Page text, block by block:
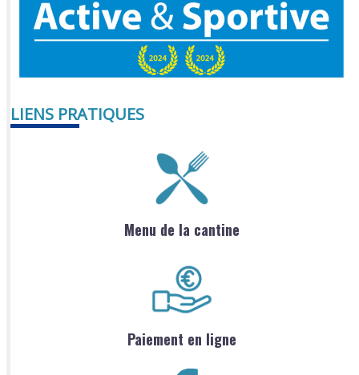
LIENS PRATIQUES
Menu de la cantine
Paiement en ligne